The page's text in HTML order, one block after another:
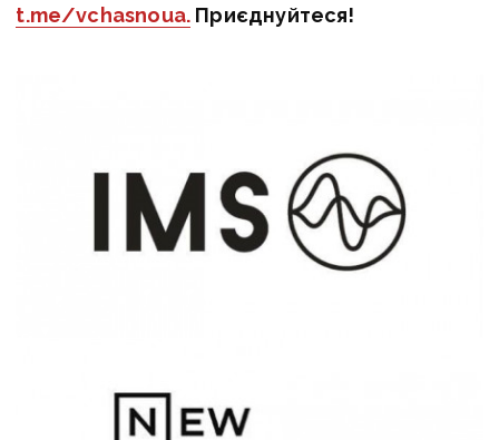
t.me/vchasnoua. Приєднуйтеся!